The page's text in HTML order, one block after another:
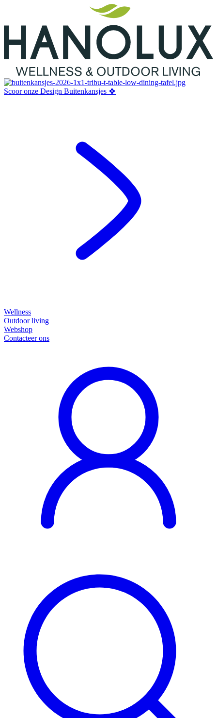
Scoor onze Design Buitenkansjes 🍀
Wellness
Outdoor living
Webshop
Contacteer ons